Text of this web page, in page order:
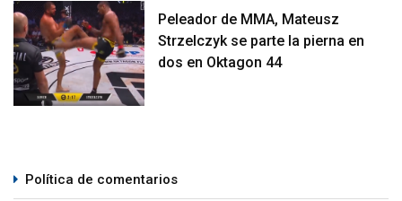
Peleador de MMA, Mateusz
Strzelczyk se parte la pierna en
dos en Oktagon 44
Política de comentarios